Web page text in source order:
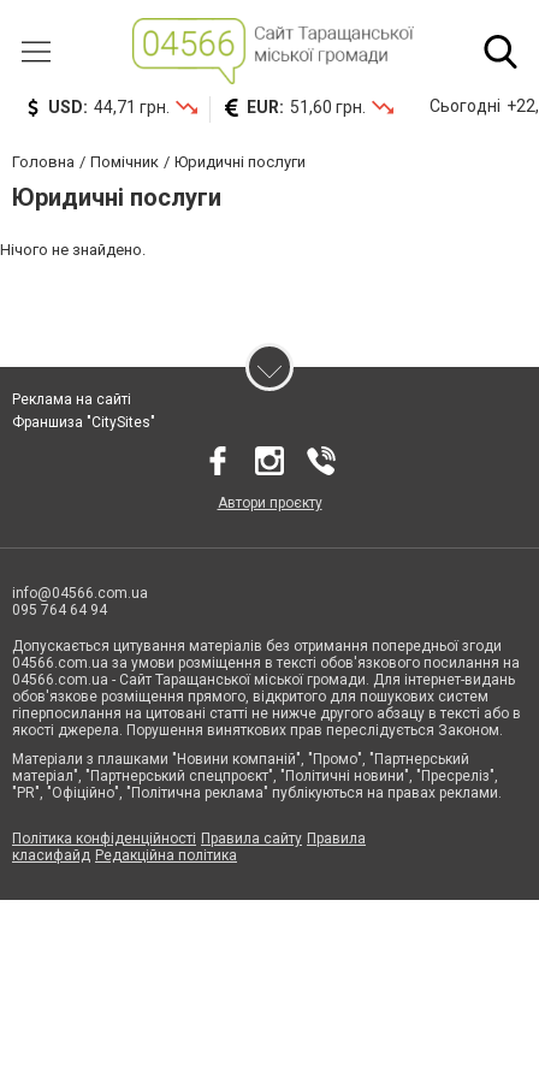
USD: 44,71 грн. EUR: 51,60 грн. Сьогодні
Головна Помічник Юридичні послуги
Юридичні послуги
Нічого не знайдено.
Реклама на сайті
Франшиза "CitySites"
Автори проєкту
info@04566.com.ua
095 764 64 94
Допускається цитування матеріалів без отримання попередньої згоди
04566.com.ua за умови розміщення в тексті обов'язкового посилання на
04566.com.ua - Cайт Таращанської міської громади. Для інтернет-видань
обов'язкове розміщення прямого, відкритого для пошукових систем
гіперпосилання на цитовані статті не нижче другого абзацу в тексті або в
якості джерела. Порушення виняткових прав переслідується Законом.
Матеріали з плашками "Новини компаній", "Промо", "Партнерський
матеріал", "Партнерський спецпроєкт", "Політичні новини", "Пресреліз",
"PR", "Офіційно", "Політична реклама" публікуються на правах реклами.
Політика конфіденційності Правила сайту Правила
класифайд Редакційна політика